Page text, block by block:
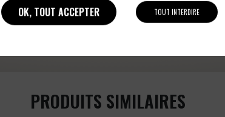
03 27 28 87 86
PRODUITS SIMILAIRES
OK, TOUT ACCEPTER TOUT INTERDIRE